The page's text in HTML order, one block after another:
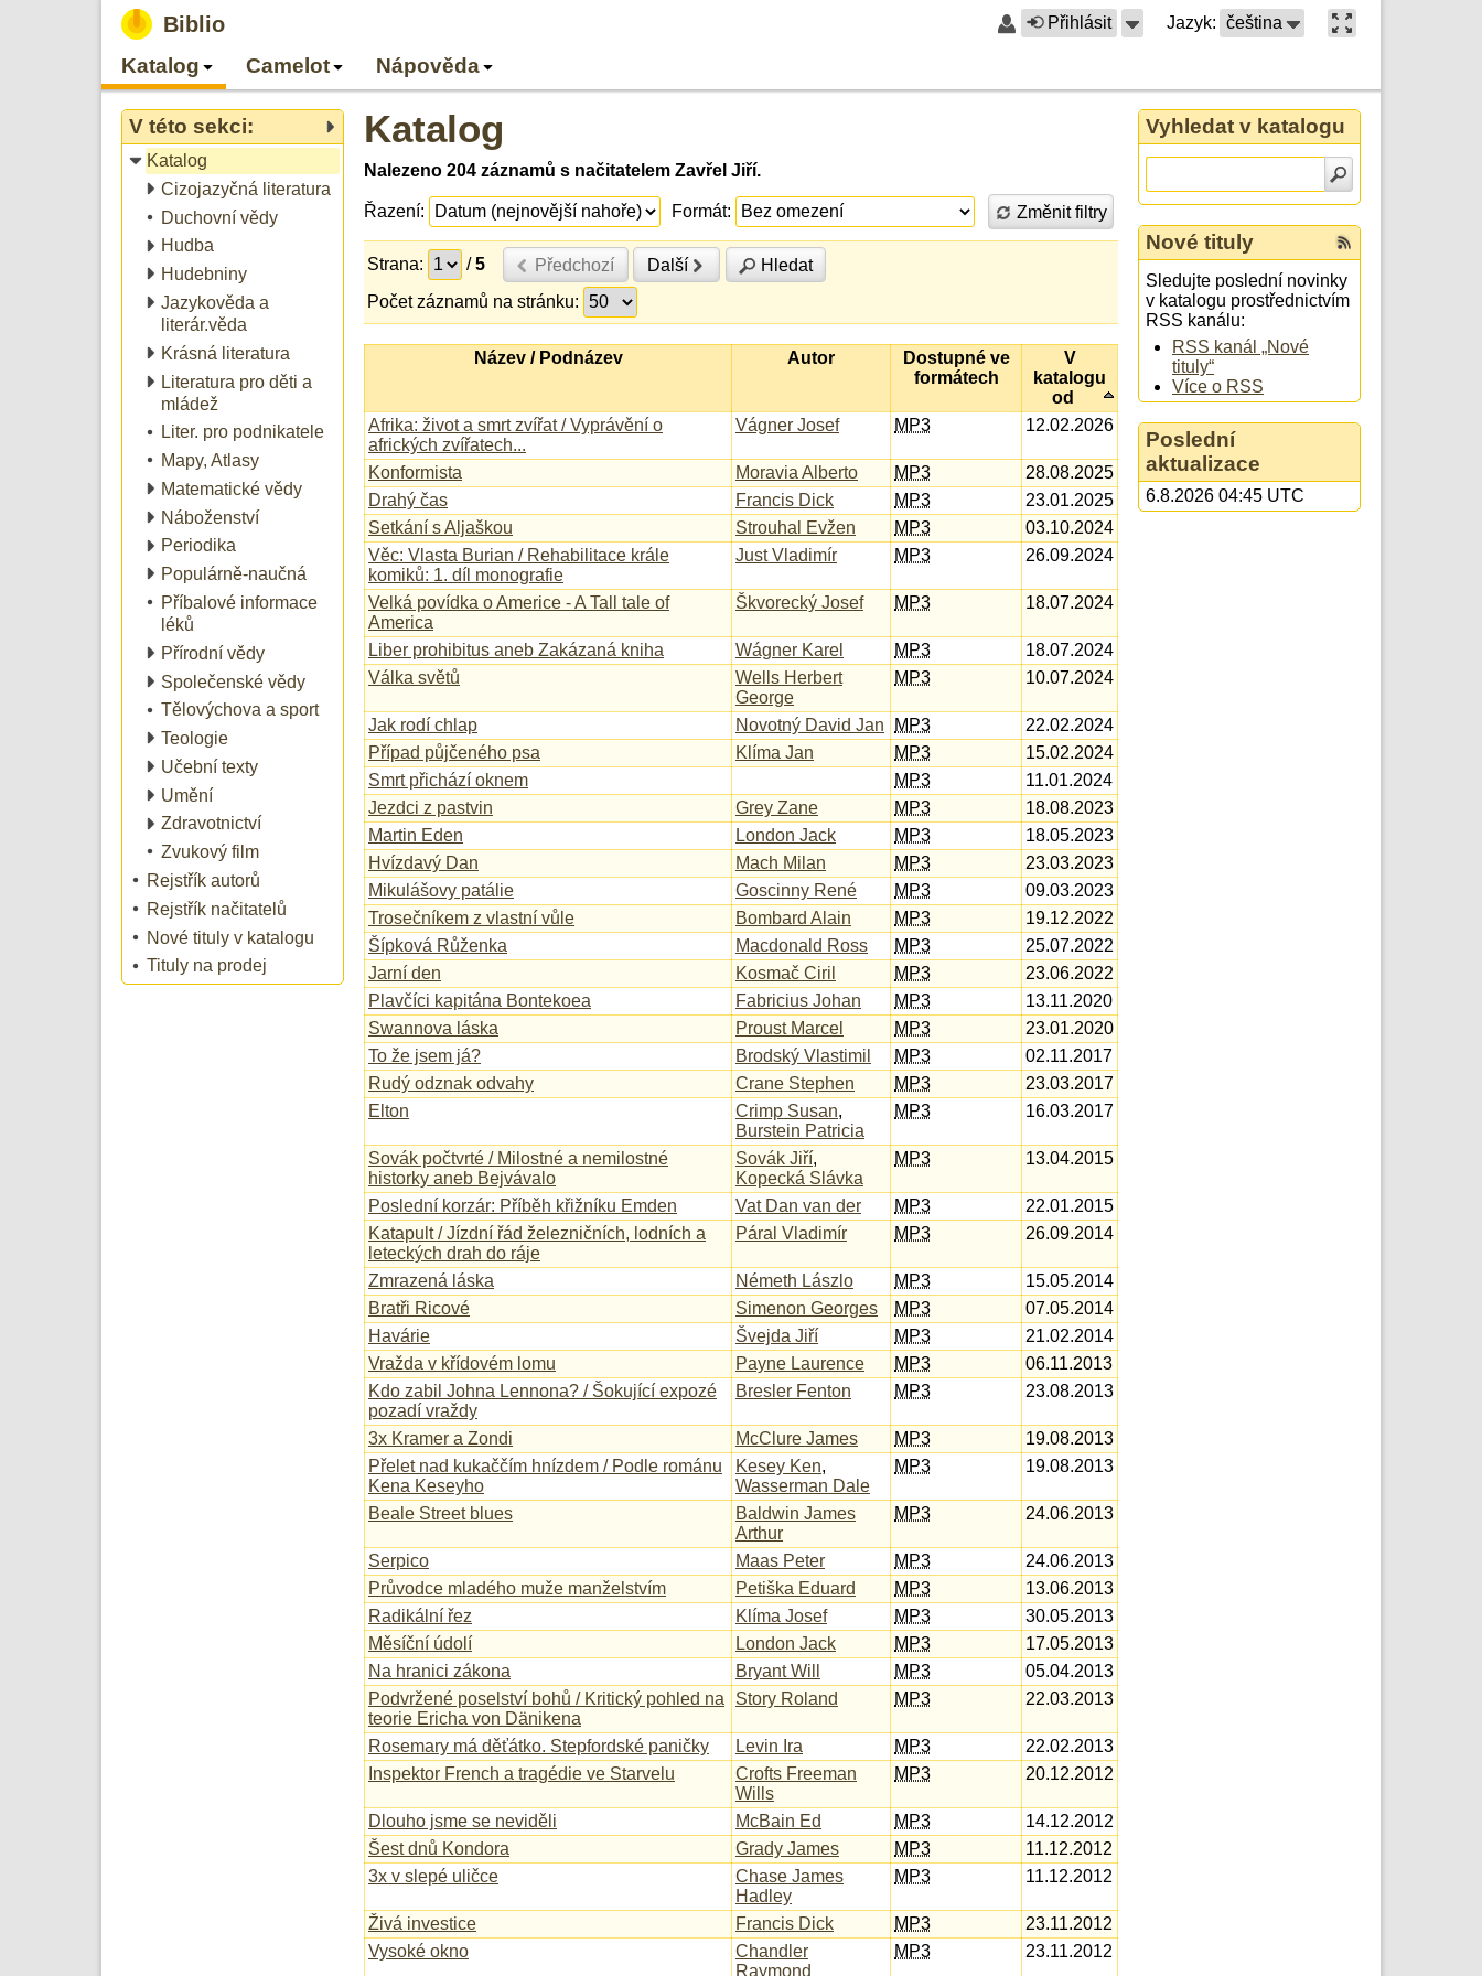
Biblio Přihlásit Jazyk: čeština
Katalog Camelot Nápověda
V této sekci:
Katalog
Cizojazyčná literatura
Duchovní vědy
Hudba
Hudebniny
Jazykověda a
literár.věda
Krásná literatura
Literatura pro děti a
mládež
Liter. pro podnikatele
Mapy, Atlasy
Matematické vědy
Náboženství
Periodika
Populárně-naučná
Příbalové informace
léků
Přírodní vědy
Společenské vědy
Tělovýchova a sport
Teologie
Učební texty
Umění
Zdravotnictví
Zvukový film
Rejstřík autorů
Rejstřík načitatelů
Nové tituly v katalogu
Tituly na prodej
Katalog
Nalezeno 204 záznamů s načitatelem Zavřel Jiří.
Řazení: Formát: Změnit filtry
Strana: /5 Předchozí Další
Hledat
Počet záznamů na stránku:
Název / Podnázev Autor
Dostupné ve
formátech
V
katalogu
od
Afrika: život a smrt zvířat / Vyprávění o
afrických zvířatech...
Vágner Josef MP3 12.02.2026
Konformista Moravia Alberto MP3
28.08.2025
Drahý čas
Francis Dick MP3
23.01.2025
Setkání s Aljaškou
Strouhal Evžen MP3
03.10.2024
Věc: Vlasta Burian / Rehabilitace krále
komiků: 1. díl monografie
Just Vladimír MP3 26.09.2024
Velká povídka o Americe - A Tall tale of
America
Škvorecký Josef MP3 18.07.2024
Liber prohibitus aneb Zakázaná kniha Wágner Karel MP3
18.07.2024
Válka světů
Wells Herbert
George
MP3 10.07.2024
Jak rodí chlap Novotný David Jan MP3
22.02.2024
Případ půjčeného psa
Klíma Jan MP3
15.02.2024
Smrt přichází oknem
MP3
11.01.2024
Jezdci z pastvin
Grey Zane MP3
18.08.2023
Martin Eden
London Jack MP3
18.05.2023
Hvízdavý Dan
Mach Milan MP3
23.03.2023
Mikulášovy patálie
Goscinny René MP3
09.03.2023
Trosečníkem z vlastní vůle
Bombard Alain MP3
19.12.2022
Šípková Růženka
Macdonald Ross MP3
25.07.2022
Jarní den
Kosmač Ciril MP3
23.06.2022
Plavčíci kapitána Bontekoea
Fabricius Johan MP3
13.11.2020
Swannova láska
Proust Marcel MP3
23.01.2020
To že jsem já?
Brodský Vlastimil MP3
02.11.2017
Rudý odznak odvahy
Crane Stephen MP3
23.03.2017
Elton
Crimp Susan,
Burstein Patricia
MP3 16.03.2017
Sovák počtvrté / Milostné a nemilostné
historky aneb Bejvávalo
Sovák Jiří,
Kopecká Slávka
MP3 13.04.2015
Poslední korzár: Příběh křižníku Emden Vat Dan van der MP3
22.01.2015
Katapult / Jízdní řád železničních, lodních a
leteckých drah do ráje
Páral Vladimír MP3 26.09.2014
Zmrazená láska Németh Lászlo MP3
15.05.2014
Bratři Ricové
Simenon Georges MP3
07.05.2014
Havárie
Švejda Jiří MP3
21.02.2014
Vražda v křídovém lomu
Payne Laurence MP3
06.11.2013
Kdo zabil Johna Lennona? / Šokující expozé
pozadí vraždy
Bresler Fenton MP3 23.08.2013
3x Kramer a Zondi McClure James MP3
19.08.2013
Přelet nad kukaččím hnízdem / Podle románu
Kena Keseyho
Kesey Ken,
Wasserman Dale
MP3 19.08.2013
Beale Street blues
Baldwin James
Arthur
MP3 24.06.2013
Serpico Maas Peter MP3
24.06.2013
Průvodce mladého muže manželstvím
Petiška Eduard MP3
13.06.2013
Radikální řez
Klíma Josef MP3
30.05.2013
Měsíční údolí
London Jack MP3
17.05.2013
Na hranici zákona
Bryant Will MP3
05.04.2013
Podvržené poselství bohů / Kritický pohled na
teorie Ericha von Dänikena
Story Roland MP3 22.03.2013
Rosemary má děťátko. Stepfordské paničky Levin Ira MP3
22.02.2013
Inspektor French a tragédie ve Starvelu
Crofts Freeman
Wills
MP3 20.12.2012
Dlouho jsme se neviděli McBain Ed MP3
14.12.2012
Šest dnů Kondora
Grady James MP3
11.12.2012
3x v slepé uličce
Chase James
Hadley
MP3 11.12.2012
Živá investice Francis Dick MP3
23.11.2012
Vysoké okno
Chandler
Raymond
MP3 23.11.2012
Vyhledat v katalogu
Nové tituly
Sledujte poslední novinky
v katalogu prostřednictvím
RSS kanálu:
RSS kanál „Nové
tituly“
Více o RSS
Poslední
aktualizace
6.8.2026 04:45 UTC